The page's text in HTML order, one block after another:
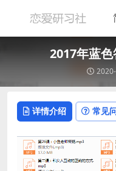
2017年蓝色
详情介绍 常见